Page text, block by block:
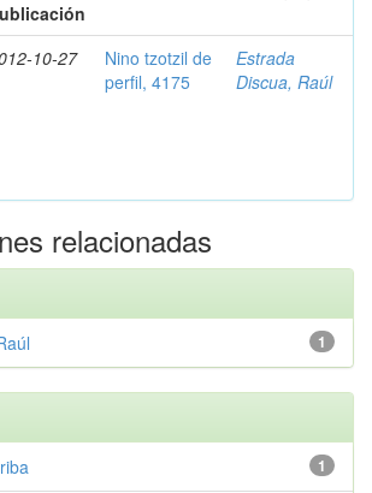
10-27
Nino tzotzil de
perfil, 4175
Estrada
Discua, Raúl
relacionadas
1
1